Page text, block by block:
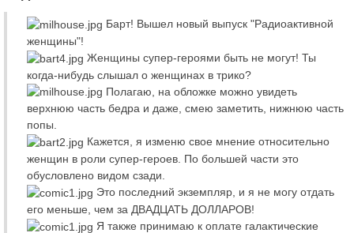
Барт! Вышел новый выпуск "Радиоактивной
женщины"!
Женщины супер-героями быть не могут! Ты
когда-нибудь слышал о женщинах в трико?
Полагаю, на обложке можно увидеть
верхнюю часть бедра и даже, смею заметить, нижнюю часть
попы.
Кажется, я изменю свое мнение относительно
женщин в роли супер-героев. По большей части это
обусловлено видом сзади.
Это последний экземпляр, и я не могу отдать
его меньше, чем за ДВАДЦАТЬ ДОЛЛАРОВ!
Я также принимаю к оплате галактические